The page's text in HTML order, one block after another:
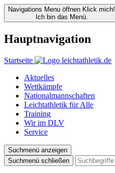
Navigations Menu öffnen Klick mich!
Ich bin das Menü.
Hauptnavigation
Startseite
Aktuelles
Wettkämpfe
Nationalmannschaften
Leichtathletik für Alle
Training
Wir im DLV
Service
Suchmenü anzeigen
Suchmenü schließen